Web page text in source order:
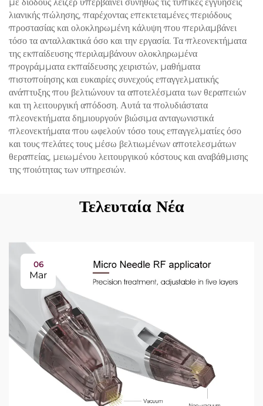
λιανικής πώλησης, παρέχοντας επεκτεταμένες περιόδους
προστασίας και ολοκληρωμένη κάλυψη που περιλαμβάνει
τόσο τα ανταλλακτικά όσο και την εργασία. Τα πλεονεκτήματα
της εκπαίδευσης περιλαμβάνουν ολοκληρωμένα
προγράμματα εκπαίδευσης χειριστών, μαθήματα
πιστοποίησης και ευκαιρίες συνεχούς επαγγελματικής
ανάπτυξης που βελτιώνουν τα αποτελέσματα των θεραπειών
και τη λειτουργική απόδοση. Αυτά τα πολυδιάστατα
πλεονεκτήματα δημιουργούν βιώσιμα ανταγωνιστικά
πλεονεκτήματα που ωφελούν τόσο τους επαγγελματίες όσο
και τους πελάτες τους μέσω βελτιωμένων αποτελεσμάτων
θεραπείας, μειωμένου λειτουργικού κόστους και αναβάθμισης
της ποιότητας των υπηρεσιών.
Τελευταία Νέα
06
Mar